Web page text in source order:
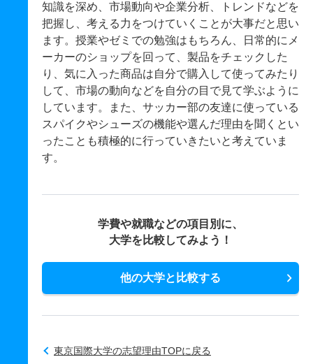
知識を深め、市場動向や企業分析、トレンドなどを
把握し、考える力をつけていくことが大事だと思い
ます。授業やゼミでの勉強はもちろん、日常的にメ
ーカーのショップを回って、製品をチェックした
り、気に入った商品は自分で購入して使ってみたり
して、市場の動向などを自分の目で見て学ぶように
しています。また、サッカー部の友達に使っている
スパイクやシューズの機能や選んだ理由を聞くとい
ったことも積極的に行っていきたいと考えていま
す。
学費や就職などの項目別に、
大学を比較してみよう！
他の大学と比較する
東京国際大学の志望理由TOPに戻る